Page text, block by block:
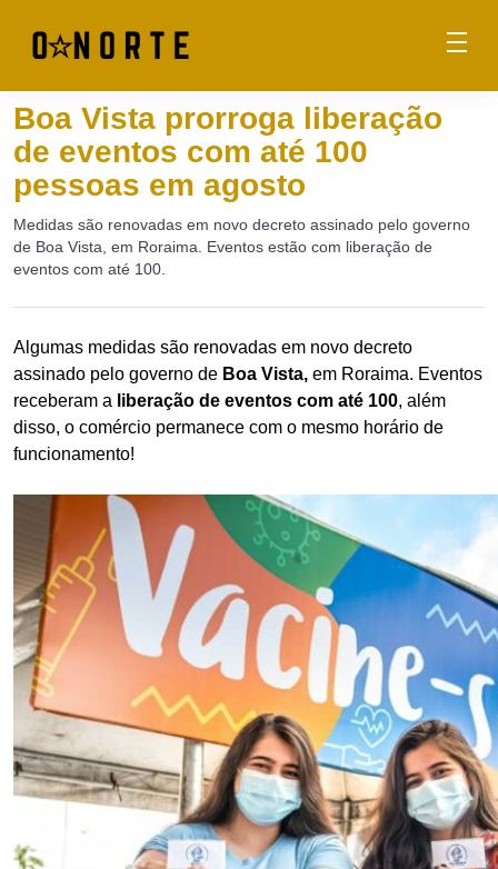
Boa Vista prorroga liberação
de eventos com até 100
pessoas em agosto
Medidas são renovadas em novo decreto assinado pelo governo
de Boa Vista, em Roraima. Eventos estão com liberação de
eventos com até 100.
Algumas medidas são renovadas em novo decreto
assinado pelo governo de Boa Vista, em Roraima. Eventos
receberam a liberação de eventos com até 100, além
disso, o comércio permanece com o mesmo horário de
funcionamento!